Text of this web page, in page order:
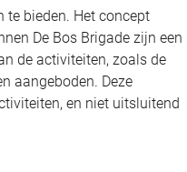
te bieden. Het concept
De Bos Brigade zijn een
de activiteiten, zoals de
aangeboden. Deze
en niet uitsluitend